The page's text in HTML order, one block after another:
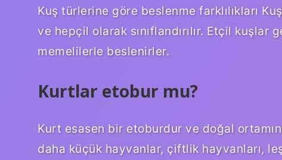
Kuş türlerine göre beslenme farklılıkları
ve hepçil olarak sınıflandırılır. Etçil
memelilerle beslenirler.
Kurtlar etobur mu?
Kurt esasen bir etoburdur ve doğal
daha küçük hayvanlar, çiftlik hayvanları,